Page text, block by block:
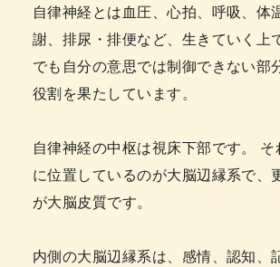
自律神経とは血圧、心拍、呼吸、体
謝、排尿・排便など、生きていく上
でも自分の意思では制御できない部
役割を果たしています。
自律神経の中枢は視床下部です。 そ
に位置しているのが大脳辺縁系で、
が大脳皮質です。
内側の大脳辺縁系は、感情、認知、